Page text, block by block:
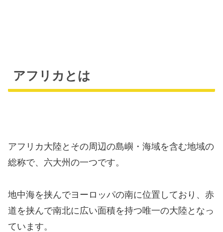
アフリカとは
アフリカ大陸とその周辺の島嶼・海域を含む地域の
総称で、六大州の一つです。
地中海を挟んでヨーロッパの南に位置しており、赤
道を挟んで南北に広い面積を持つ唯一の大陸となっ
ています。